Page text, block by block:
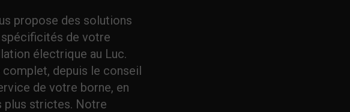
propose des solutions
spécificités de votre
électrique au Luc.
depuis le conseil
de votre borne, en
plus strictes. Notre